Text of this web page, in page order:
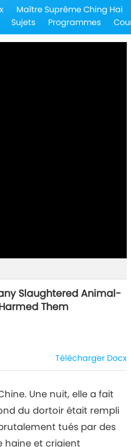
Maître Suprême Ching Hai
Sujets
Programmes
Slaughtered Animal-
Them
Télécharger Docx
Une nuit, elle a fait
du dortoir était rempli
tués par des
haine et criaient